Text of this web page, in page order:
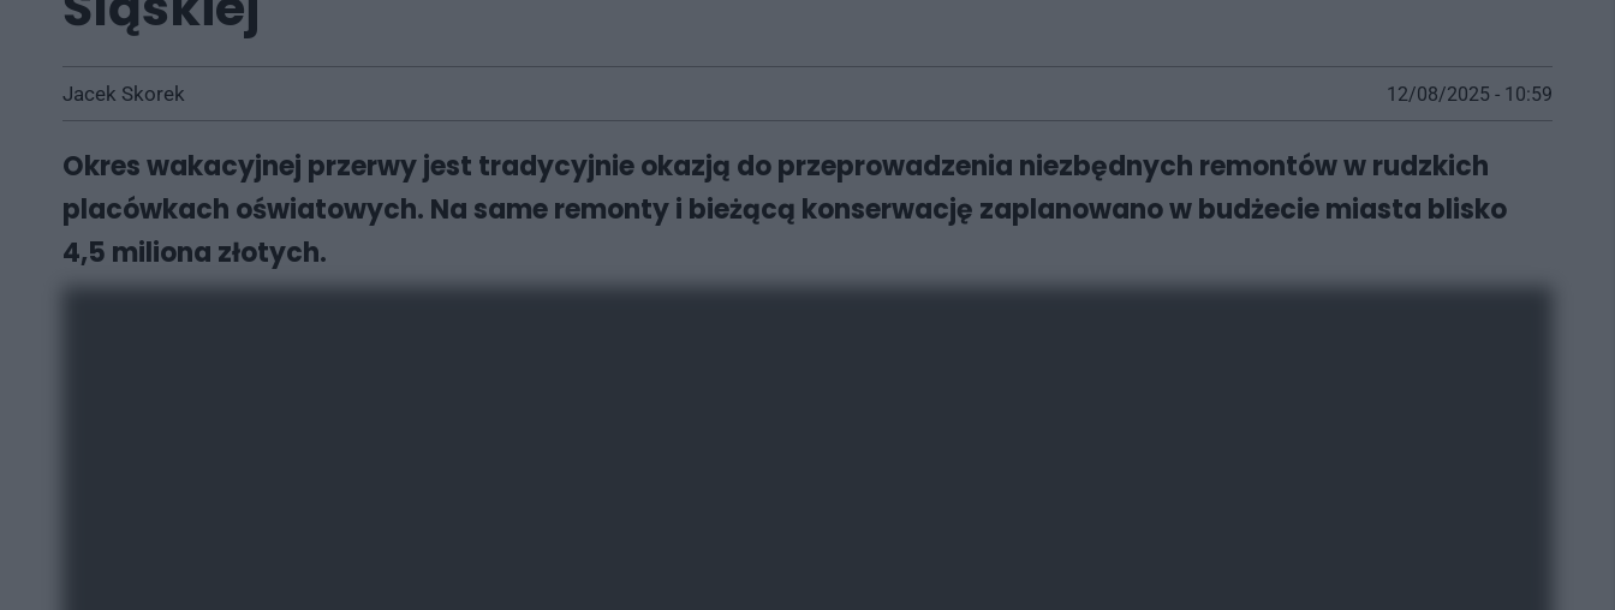
Jacek Skorek 12/08/2025 - 10:59
Okres wakacyjnej przerwy jest tradycyjnie okazją do przeprowadzenia niezbędnych remontów w rudzkich
placówkach oświatowych. Na same remonty i bieżącą konserwację zaplanowano w budżecie miasta blisko
4,5 miliona złotych.